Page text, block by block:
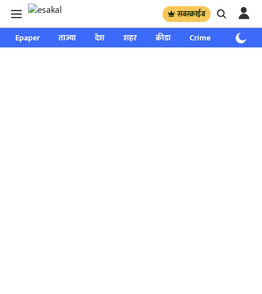
सबस्क्राईब
Epaper ताज्या देश शहर क्रीडा Crime साप्ताहिक